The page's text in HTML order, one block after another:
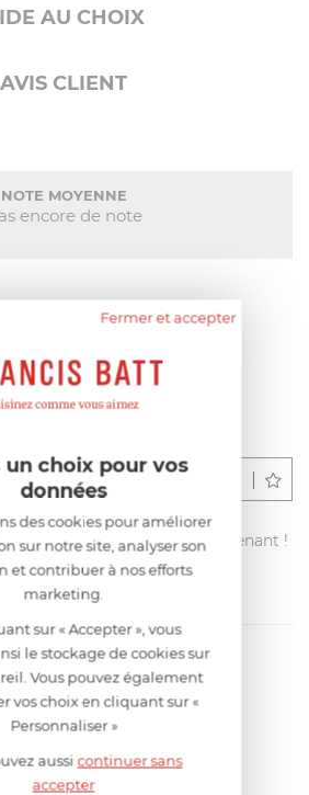
AU CHOIX
AVIS CLIENT
NOTE MOYENNE
encore de note
un avis
sur francisbatt.com ?
les autres clients dès maintenant !
Fermer et accepter
un choix pour vos
données
des cookies pour améliorer
sur notre site, analyser son
et contribuer à nos efforts
marketing.
sur « Accepter », vous
le stockage de cookies sur
Vous pouvez également
vos choix en cliquant sur «
Personnaliser »
aussicontinuer sans
accepter